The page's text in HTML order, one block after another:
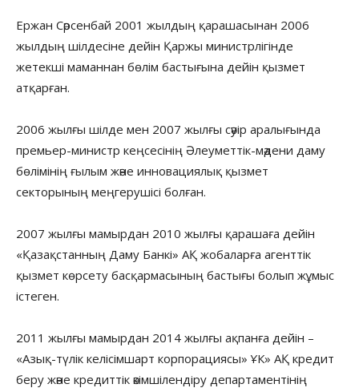
Ержан Сәрсенбай 2001 жылдың қарашасынан 2006
жылдың шілдесіне дейін Қаржы министрлігінде
жетекші маманнан бөлім бастығына дейін қызмет
атқарған.
2006 жылғы шілде мен 2007 жылғы сәуір аралығында
премьер-министр кеңсесінің Әлеуметтік-мәдени даму
бөлімінің ғылым және инновациялық қызмет
секторының меңгерушісі болған.
2007 жылғы мамырдан 2010 жылғы қарашаға дейін
«Қазақстанның Даму Банкі» АҚ жобаларға агенттік
қызмет көрсету басқармасының бастығы болып жұмыс
істеген.
2011 жылғы мамырдан 2014 жылғы ақпанға дейін –
«Азық-түлік келісімшарт корпорациясы» ҰК» АҚ кредит
беру және кредиттік әкімшілендіру департаментінің